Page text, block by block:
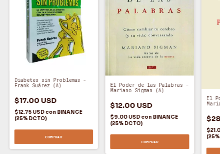
Diabetes sin Problemas -
Frank Suárez (A)
$17.00 USD
$12.75 USDcon BINANCE
(25% DCTO)
COMPRAR
El Poder de las Palabras -
Mariano Sigman (A)
$12.00 USD
$9.00 USDcon BINANCE
(25% DCTO)
COMPRAR
El